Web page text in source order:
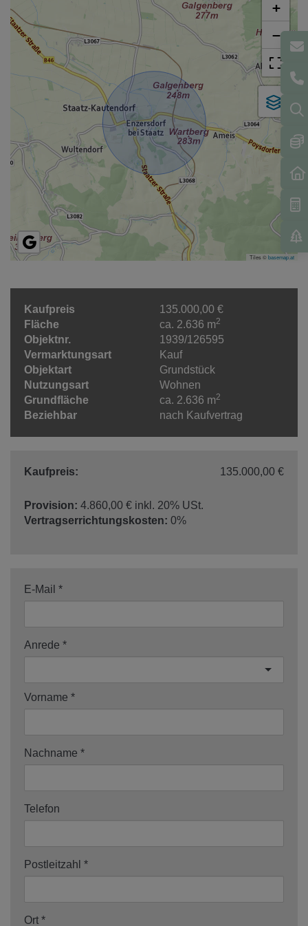
+
−
Tiles ©basemap.at
Kaufpreis
135.000,00 €
Fläche
ca. 2.636 m2
Objektnr.
1939/126595
Vermarktungsart
Kauf
Objektart
Grundstück
Nutzungsart
Wohnen
Grundfläche
ca. 2.636 m2
Beziehbar nach Kaufvertrag
Kaufpreis: 135.000,00 €
Provision: 4.860,00 € inkl. 20% USt.
Vertragserrichtungskosten: 0%
E-Mail
Anrede
Vorname
Nachname
Telefon
Postleitzahl
Ort